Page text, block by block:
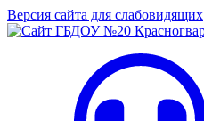
Версия сайта для слабовидящих